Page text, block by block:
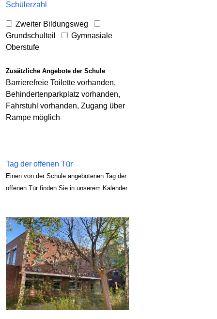
Schülerzahl
Zweiter Bildungsweg
Grundschulteil
Gymnasiale
Oberstufe
Zusätzliche Angebote der Schule
Barrierefreie Toilette vorhanden,
Behindertenparkplatz vorhanden,
Fahrstuhl vorhanden, Zugang über
Rampe möglich
Tag der offenen Tür
Einen von der Schule angebotenen Tag der
offenen Tür finden Sie in unserem Kalender.